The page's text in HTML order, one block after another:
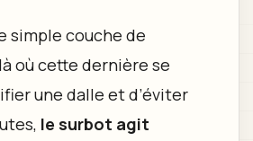
simple couche de
où cette dernière se
une dalle et d’éviter
le surbot agit